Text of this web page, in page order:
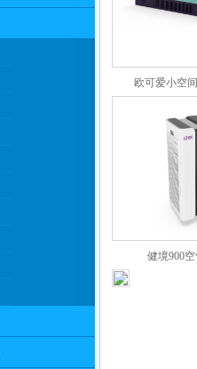
欧可爱小空
健境900